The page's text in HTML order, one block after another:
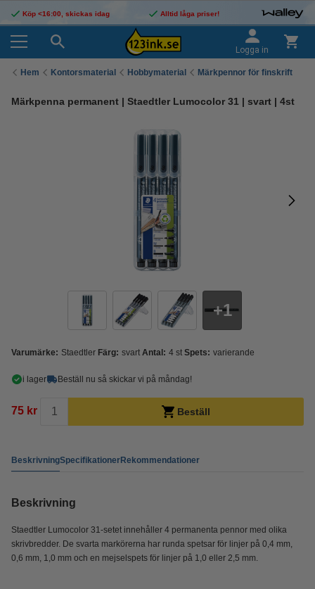
Köp <16:00, skickas idag Alltid låga priser!
Logga in
Hem Kontorsmaterial Hobbymaterial Märkpennor för finskrift
Märkpenna permanent | Staedtler Lumocolor 31 | svart | 4st
1
Varumärke: Staedtler Färg: svart Antal: 4 st Spets: varierande
i lager Beställ nu så skickar vi på måndag!
75 kr Beställ
BeskrivningSpecifikationerRekommendationer
Beskrivning
Staedtler Lumocolor 31-setet innehåller 4 permanenta pennor med olika
skrivbredder. De svarta markörerna har runda spetsar för linjer på 0,4 mm,
0,6 mm, 1,0 mm och en mejselspets för linjer på 1,0 eller 2,5 mm.